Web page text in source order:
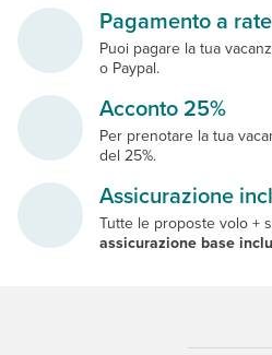
Pagamento a rate
Puoi pagare la tua
o Paypal.
Acconto 25%
Per prenotare la tua
del 25%.
Assicurazione
Tutte le proposte volo +
assicurazione base